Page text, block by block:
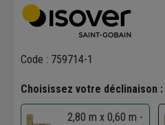
Code : 759714-1
Choisissez votre déclinaison :
2,80 m x 0,60 m -